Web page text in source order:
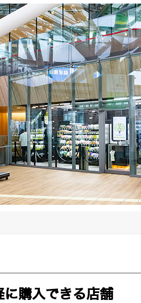
購入できる店舗